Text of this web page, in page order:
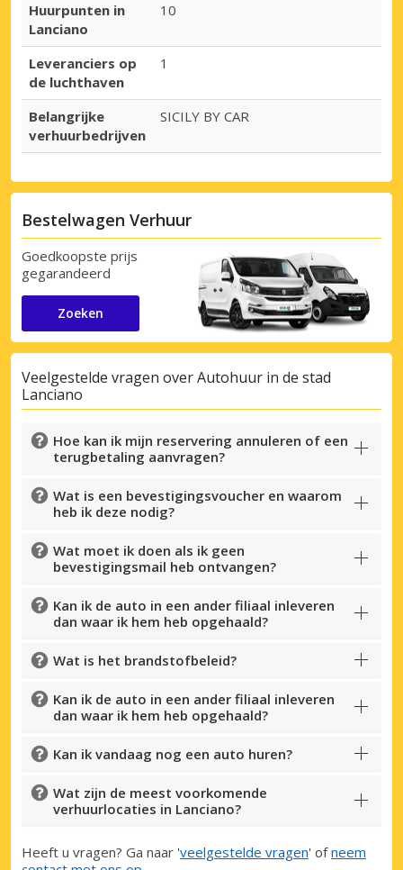
Huurpunten in
Lanciano
10
Leveranciers op
de luchthaven
1
Belangrijke
verhuurbedrijven
SICILY BY CAR
Bestelwagen Verhuur
Goedkoopste prijs
gegarandeerd
Zoeken
Veelgestelde vragen over Autohuur in de stad
Lanciano
Hoe kan ik mijn reservering annuleren of een
terugbetaling aanvragen?
Wat is een bevestigingsvoucher en waarom
heb ik deze nodig?
Wat moet ik doen als ik geen
bevestigingsmail heb ontvangen?
Kan ik de auto in een ander filiaal inleveren
dan waar ik hem heb opgehaald?
Wat is het brandstofbeleid?
Kan ik de auto in een ander filiaal inleveren
dan waar ik hem heb opgehaald?
Kan ik vandaag nog een auto huren?
Wat zijn de meest voorkomende
verhuurlocaties in Lanciano?
Heeft u vragen? Ga naar 'veelgestelde vragen' ofneem